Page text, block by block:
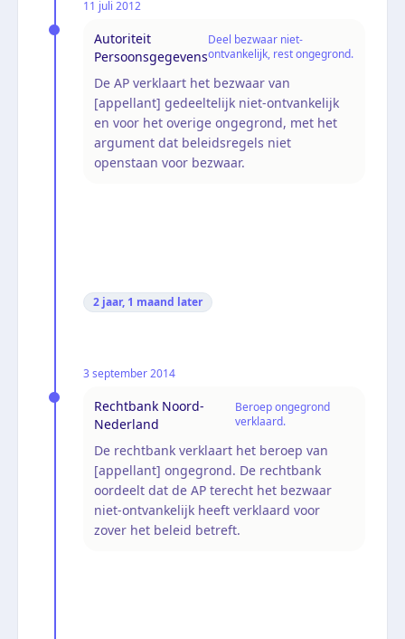
11 juli 2012
Autoriteit
Persoonsgegevens
Deel bezwaar niet-
ontvankelijk, rest ongegrond.
De AP verklaart het bezwaar van
[appellant] gedeeltelijk niet-ontvankelijk
en voor het overige ongegrond, met het
argument dat beleidsregels niet
openstaan voor bezwaar.
2 jaar, 1 maand later
3 september 2014
Rechtbank Noord-
Nederland
Beroep ongegrond
verklaard.
De rechtbank verklaart het beroep van
[appellant] ongegrond. De rechtbank
oordeelt dat de AP terecht het bezwaar
niet-ontvankelijk heeft verklaard voor
zover het beleid betreft.